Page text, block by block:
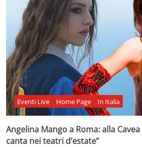
Eventi Live Home Page In Italia
Angelina Mango a Roma: alla
canta nei teatri d’estate”